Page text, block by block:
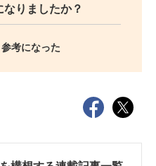
りましたか？
参考になった